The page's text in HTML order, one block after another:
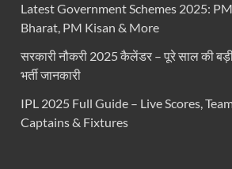
Latest Government Schemes 2025:
Bharat, PM Kisan & More
सरकारी नौकरी 2025 कैलेंडर – पूरे साल की
भर्ती जानकारी
IPL 2025 Full Guide – Live Scores,
Captains & Fixtures